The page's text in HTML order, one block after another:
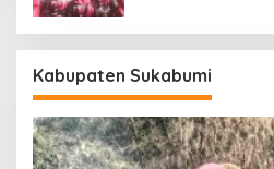
Kabupaten Sukabumi